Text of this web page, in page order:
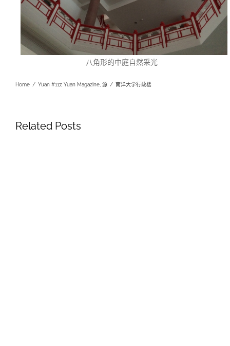
八角形的中庭自然采光
Home / Yuan #117, Yuan Magazine, 源 / 南洋大学行政楼
Related Posts